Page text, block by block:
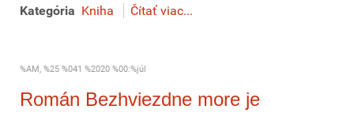
Kategória Kniha Čítať viac...
%AM, %25 %041 %2020 %00:%júl
Román Bezhviezdne more je